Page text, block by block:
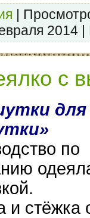
|
2014 |
с
для
по
стёжка